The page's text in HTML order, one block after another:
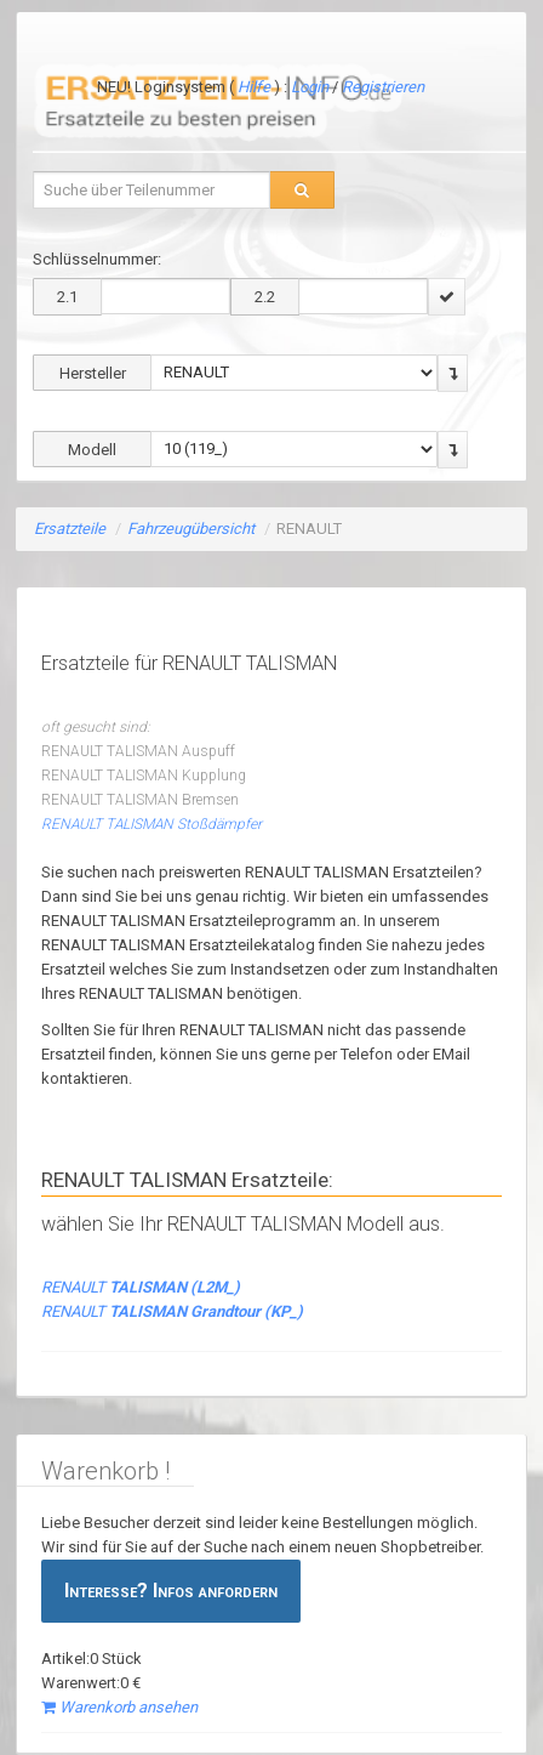
NEU! Loginsystem ( Hilfe) : Login/Registrieren
Schlüsselnummer:
2.1 2.2
Hersteller
Modell
Ersatzteile / Fahrzeugübersicht / RENAULT
Ersatzteile für RENAULT TALISMAN
oft gesucht sind:
RENAULT TALISMAN Auspuff
RENAULT TALISMAN Kupplung
RENAULT TALISMAN Bremsen
RENAULT TALISMAN Stoßdämpfer
Sie suchen nach preiswerten RENAULT TALISMAN Ersatzteilen?
Dann sind Sie bei uns genau richtig. Wir bieten ein umfassendes
RENAULT TALISMAN Ersatzteileprogramm an. In unserem
RENAULT TALISMAN Ersatzteilekatalog finden Sie nahezu jedes
Ersatzteil welches Sie zum Instandsetzen oder zum Instandhalten
Ihres RENAULT TALISMAN benötigen.
Sollten Sie für Ihren RENAULT TALISMAN nicht das passende
Ersatzteil finden, können Sie uns gerne per Telefon oder EMail
kontaktieren.
RENAULT TALISMAN Ersatzteile:
wählen Sie Ihr RENAULT TALISMAN Modell aus.
RENAULT TALISMAN (L2M_)
RENAULT TALISMAN Grandtour (KP_)
Warenkorb !
Liebe Besucher derzeit sind leider keine Bestellungen möglich.
Wir sind für Sie auf der Suche nach einem neuen Shopbetreiber.
Interesse? Infos anfordern
Artikel:0 Stück
Warenwert:0 €
Warenkorb ansehen